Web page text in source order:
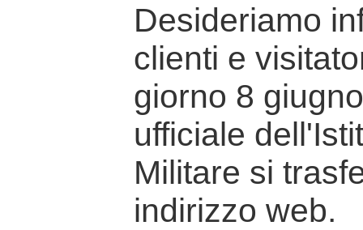
Desideriamo
clienti e
giorno 8
ufficiale
Militare si
indirizzo web.